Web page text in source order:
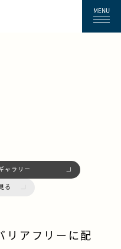
MENU
ャラリー
る
リアフリーに配